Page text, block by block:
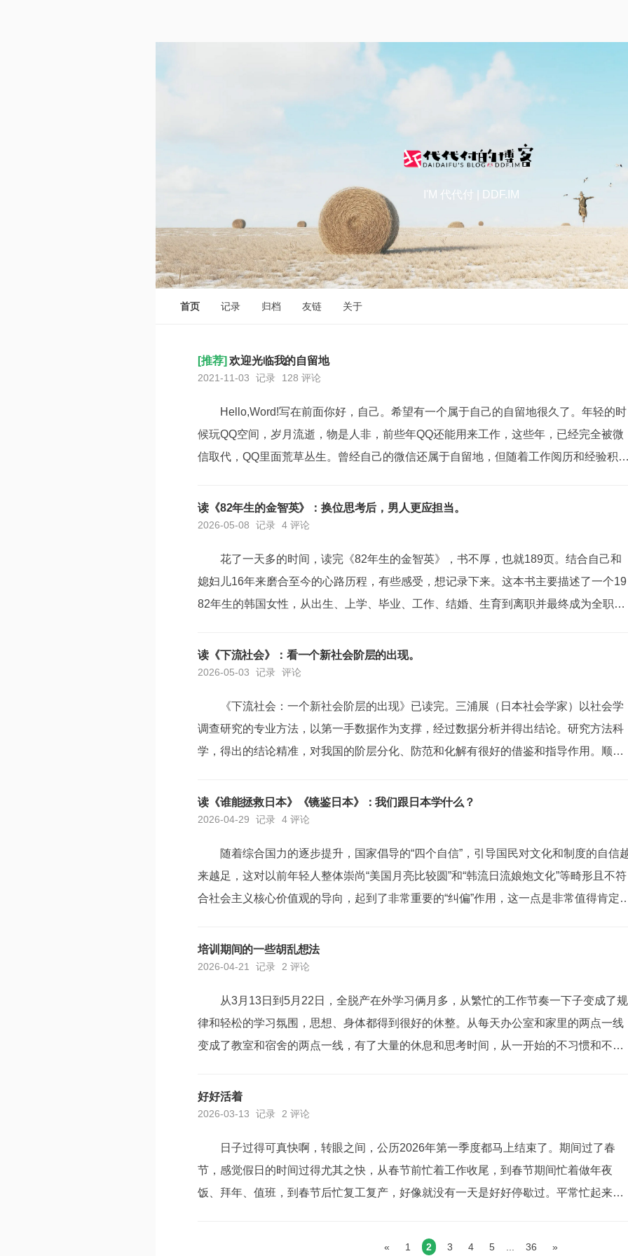
I'M 代代付 | DDF.IM
首页 记录 归档 友链 关于
[推荐]欢迎光临我的自留地
2021-11-03 记录 128 评论
Hello,Word!写在前面你好，自己。希望有一个属于自己的自留地很久了。年轻的时
候玩QQ空间，岁月流逝，物是人非，前些年QQ还能用来工作，这些年，已经完全被微
信取代，QQ里面荒草丛生。曾经自己的微信还属于自留地，但随着工作阅历和经验积
时候，上计算机课，别的男同学都冲着抢占机...
读《82年生的金智英》：换位思考后，男人更应担当。
2026-05-08 记录 4 评论
花了一天多的时间，读完《82年生的金智英》，书不厚，也就189页。结合自己和
媳妇儿16年来磨合至今的心路历程，有些感受，想记录下来。这本书主要描述了一个19
82年生的韩国女性，从出生、上学、毕业、工作、结婚、生育到离职并最终成为全职太
给女性在学习、就业、家庭和职业发展等方面...
读《下流社会》：看一个新社会阶层的出现。
2026-05-03 记录 评论
《下流社会：一个新社会阶层的出现》已读完。三浦展（日本社会学家）以社会学
调查研究的专业方法，以第一手数据作为支撑，经过数据分析并得出结论。研究方法科
学，得出的结论精准，对我国的阶层分化、防范和化解有很好的借鉴和指导作用。顺带
业论文的时候，都是一知半解，导致在毕业答辩时，评审老师...
读《谁能拯救日本》《镜鉴日本》：我们跟日本学什么？
2026-04-29 记录 4 评论
随着综合国力的逐步提升，国家倡导的“四个自信”，引导国民对文化和制度的自信
来越足，这对以前年轻人整体崇尚“美国月亮比较圆”和“韩流日流娘炮文化”等畸形且不符
合社会主义核心价值观的导向，起到了非常重要的“纠偏”作用，这一点是非常值得肯定
的苗头。最明显的，就是盲目自大的迷之自信，...
培训期间的一些胡乱想法
2026-04-21 记录 2 评论
从3月13日到5月22日，全脱产在外学习俩月多，从繁忙的工作节奏一下子变成了规
律和轻松的学习氛围，思想、身体都得到很好的休整。从每天办公室和家里的两点一线
变成了教室和宿舍的两点一线，有了大量的休息和思考时间，从一开始的不习惯和不适
的时光。时间多了，听了不同的老师讲了不同的内容，...
好好活着
2026-03-13 记录 2 评论
日子过得可真快啊，转眼之间，公历2026年第一季度都马上结束了。期间过了春
节，感觉假日的时间过得尤其之快，从春节前忙着工作收尾，到春节期间忙着做年夜
饭、拜年、值班，到春节后忙复工复产，好像就没有一天是好好停歇过。平常忙起来的
事，才会偶尔回过头来，回顾下过往，想想自己的付出与收获。...
« 1 2 3 4 5 36 »